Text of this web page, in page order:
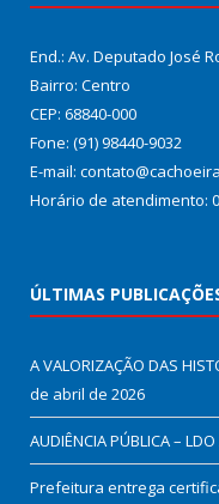
End.: Av. Deputado José
Bairro: Centro
CEP: 68840-000
Fone: (91) 98440-9032
E-mail:
Horário de atendimento:
ÚLTIMAS
A VALORIZAÇÃO DAS
de abril de 2026
AUDIÊNCIA PÚBLICA –
Prefeitura entrega